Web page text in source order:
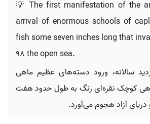
💡 The first manifestation of the
arrival of enormous schools of
fish some seven inches long that
98 the open sea.
سالانه، ورود دسته‌های عظیم ماهی
کوچک نقره‌ای رنگ به طول حدود هفت
آزاد هجوم می‌آورد.